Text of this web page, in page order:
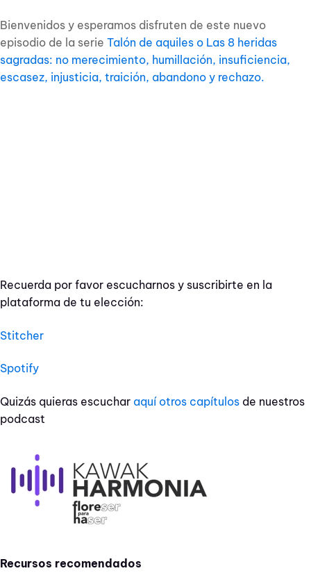
Bienvenidos y esperamos disfruten de este nuevo
episodio de la serie Talón de aquiles o Las 8 heridas
sagradas: no merecimiento, humillación, insuficiencia,
escasez, injusticia, traición, abandono y rechazo.
Recuerda por favor escucharnos y suscribirte en la
plataforma de tu elección:
Stitcher
Spotify
Quizás quieras escuchar aquí otros capítulos de nuestros
podcast
Recursos recomendados